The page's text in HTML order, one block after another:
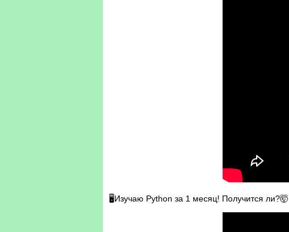
🖥️Изучаю Python за 1 месяц! Получится ли?🤯